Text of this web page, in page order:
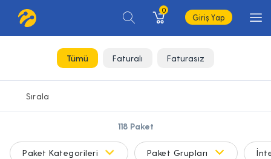
0
Giriş Yap
Tümü Faturalı Faturasız
118Paket
Paket Kategorileri Paket Grupları